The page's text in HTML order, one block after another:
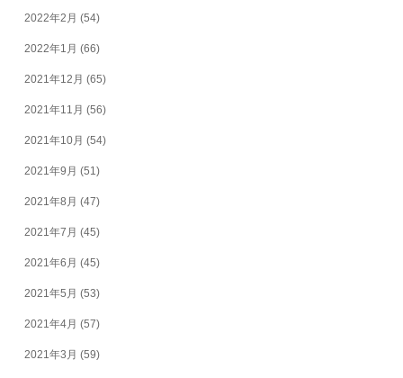
2022年2月 (54)
2022年1月 (66)
2021年12月 (65)
2021年11月 (56)
2021年10月 (54)
2021年9月 (51)
2021年8月 (47)
2021年7月 (45)
2021年6月 (45)
2021年5月 (53)
2021年4月 (57)
2021年3月 (59)